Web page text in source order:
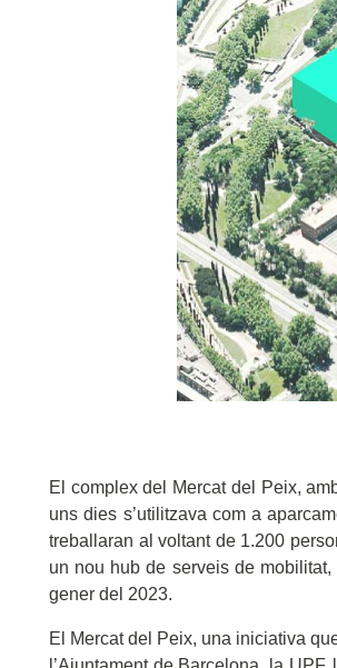
El complex del Mercat del Peix,
uns dies s’utilitzava com a
treballaran al voltant de 1.200
un nou hub de serveis de
gener del 2023.
El Mercat del Peix, una iniciativa